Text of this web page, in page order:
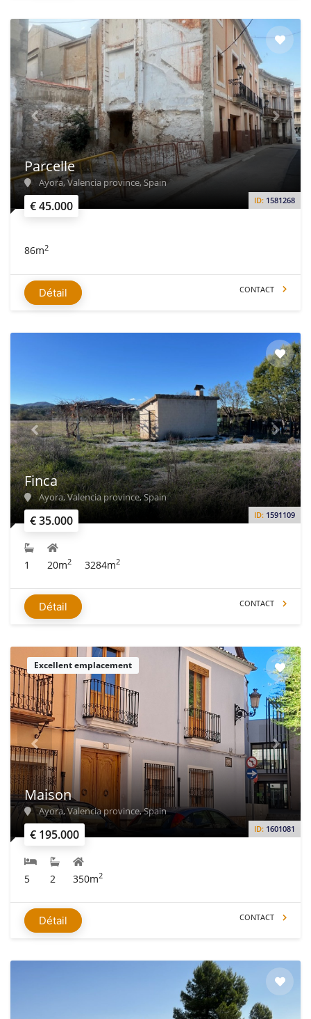
€ 45.000 ID: 1581268
Parcelle
Ayora, Valencia province, Spain
86m2
Détail CONTACT
€ 35.000 ID: 1591109
Finca
Ayora, Valencia province, Spain
1 20m2 3284m2
Détail CONTACT
Excellent emplacement
€ 195.000 ID: 1601081
Maison
Ayora, Valencia province, Spain
5 2 350m2
Détail CONTACT